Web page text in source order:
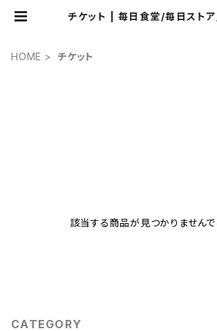
チケット | 毎日食堂/毎日スト
HOME チケット
該当する商品が見つかりませんで
CATEGORY